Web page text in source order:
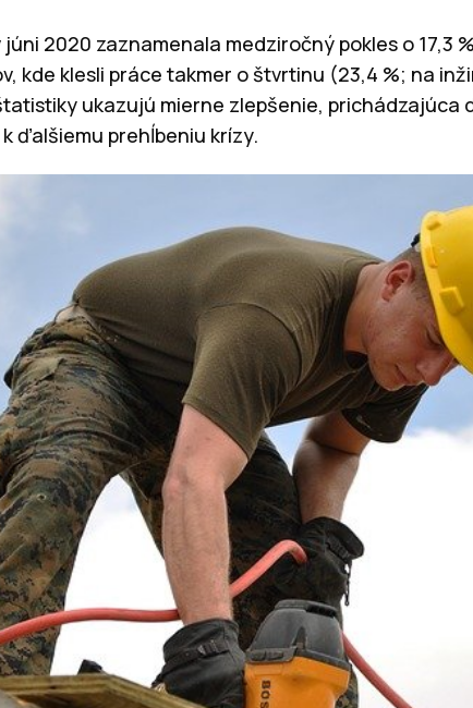
2020 zaznamenala medziročný pokles o 17,3
kde klesli práce takmer o štvrtinu (23,4 %; na
ukazujú mierne zlepšenie, prichádzajúca
ďalšiemu prehĺbeniu krízy.